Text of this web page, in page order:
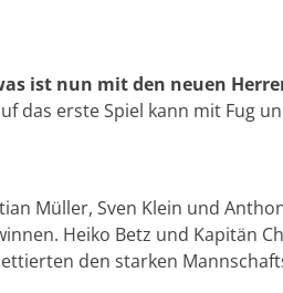
ist nun mit den neuen
das erste Spiel kann mit Fug
Müller, Sven Klein und
Heiko Betz und Kapitän
den starken